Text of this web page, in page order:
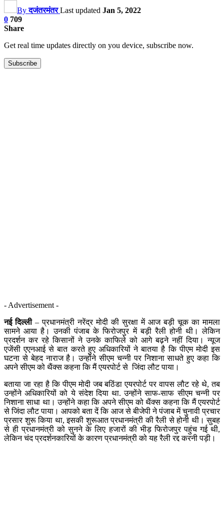
Byदजंतरमंतर Last updated Jan 5, 2022
0 709
Share
Get real time updates directly on you device, subscribe now.
Subscribe
- Advertisement -
नई दिल्ली– प्रधानमंत्री नरेंद्र मोदी की सुरक्षा में आज बड़ी चूक का मामला
सामने आया है। उनकी पंजाब के फिरोजपुर में बड़ी रैली होनी थी। लेकिन
प्रदर्शन कर रहे किसानों ने उनके काफिले को आगे बढ़ने नहीं दिया। न्यूज
एजेंसी एएनआई से बात करते हुए अधिकारियों ने बातया है कि पीएम मोदी इस
घटना से बेहद नाराज है। उन्होंने सीएम चन्नी पर निशाना साधते हुए कहा कि
अपने सीएम को थैंक्स कहना कि मैं एयरपोर्ट से जिंदा लौट पाया।
बताया जा रहा है कि पीएम मोदी जब बठिंडा एयरपोर्ट पर वापस लौट रहे थे, तब
उन्होंने अधिकारियों को ये संदेश दिया था. उन्होंने साफ-साफ सीएम चन्नी पर
निशाना साधा था। उन्होंने कहा कि अपने सीएम को थैंक्स कहना कि मैं एयरपोर्ट
से जिंदा लौट पाया। आपको बता दें कि आज से बीजेपी ने पंजाब में चुनावी प्रचार
प्रसार शुरू किया था, इसकी शुरूआत प्रधानमंत्री की रैली से होनी थी। सुबह
से ही प्रधानमंत्री को सुनने के लिए हजारों की भीड़ फिरोजपुर पहुंच गई थी,
लेकिन चंद प्रदर्शनकारियों के कारण प्रधानमंत्री को यह रैली रद्द करनी पड़ी।